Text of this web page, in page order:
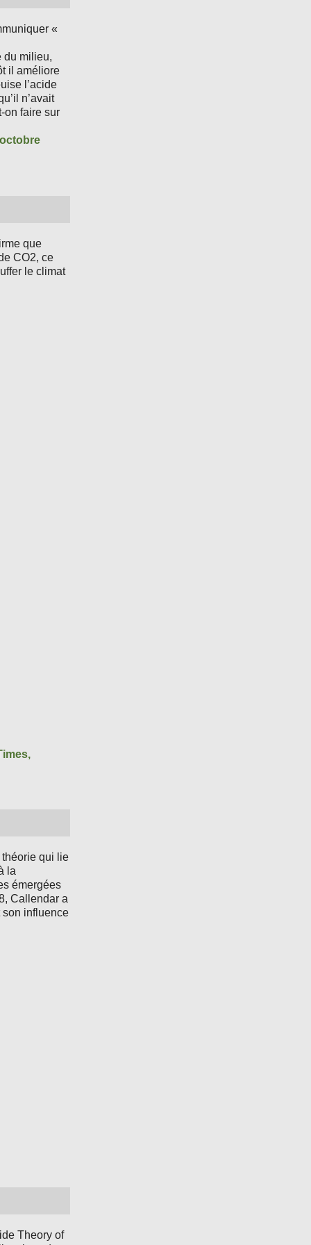
«
du milieu,
il améliore
l’acide
n’avait
on faire sur
que
CO2, ce
le climat
qui lie
la
émergées
Callendar a
son influence
Theory of